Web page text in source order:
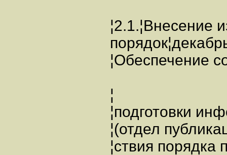
¦2.1.¦Внесение
¦Обеспечение
¦
¦подготовки
¦(отдел
¦ствия порядка